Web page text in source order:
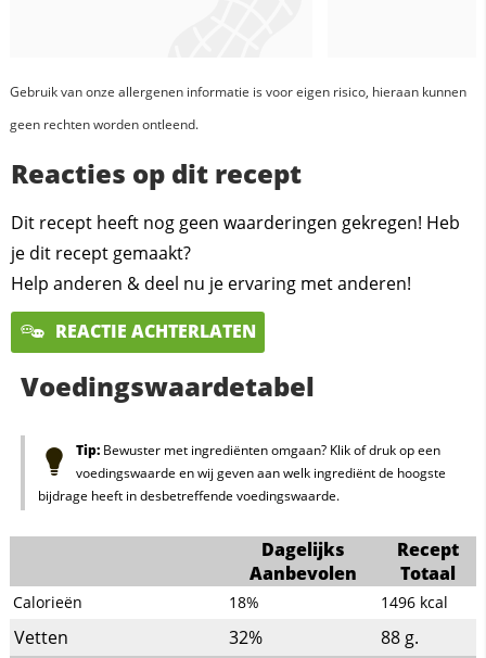
Gebruik van onze allergenen informatie is voor eigen risico, hieraan kunnen
geen rechten worden ontleend.
Reacties op dit recept
Dit recept heeft nog geen waarderingen gekregen! Heb
je dit recept gemaakt?
Help anderen & deel nu je ervaring met anderen!
REACTIE ACHTERLATEN
Voedingswaardetabel
Tip:Bewuster met ingrediënten omgaan? Klik of druk op een
voedingswaarde en wij geven aan welk ingrediënt de hoogste
bijdrage heeft in desbetreffende voedingswaarde.
Dagelijks
Aanbevolen
Recept
Totaal
Calorieën 18% 1496 kcal
Vetten 32% 88 g.